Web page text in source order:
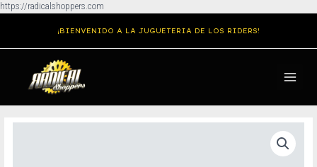
https://radicalshoppers.com
contenido
¡BIENVENIDO A LA JUGUETERIA DE LOS RIDERS!
MENU